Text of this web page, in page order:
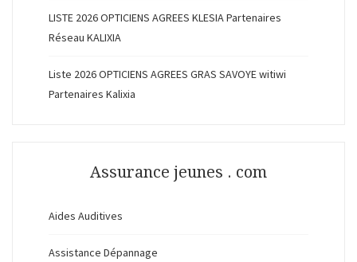
LISTE 2026 OPTICIENS AGREES KLESIA Partenaires
Réseau KALIXIA
Liste 2026 OPTICIENS AGREES GRAS SAVOYE witiwi
Partenaires Kalixia
Assurance jeunes . com
Aides Auditives
Assistance Dépannage